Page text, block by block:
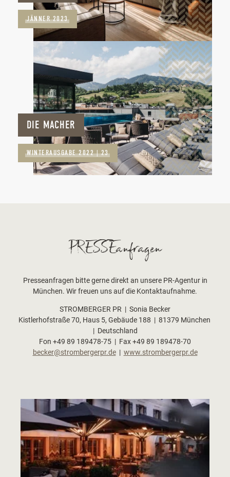
JÄNNER 2023
DIE MACHER
WINTERAUSGABE 2022 | 23
PRESSEanfragen
Presseanfragen bitte gerne direkt an unsere PR-Agentur in
München. Wir freuen uns auf die Kontaktaufnahme.
STROMBERGER PR | Sonia Becker
Kistlerhofstraße 70, Haus 5, Gebäude 188 | 81379 München
| Deutschland
Fon +49 89 189478-75 | Fax +49 89 189478-70
becker@strombergerpr.de| www.strombergerpr.de